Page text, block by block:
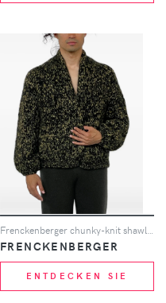
FRENCKENBERGER
ENTDECKEN SIE